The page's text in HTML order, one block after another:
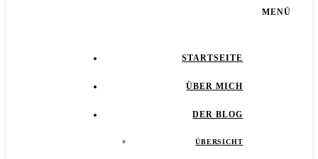
MENÜ
STARTSEITE
ÜBER MICH
DER BLOG
ÜBERSICHT